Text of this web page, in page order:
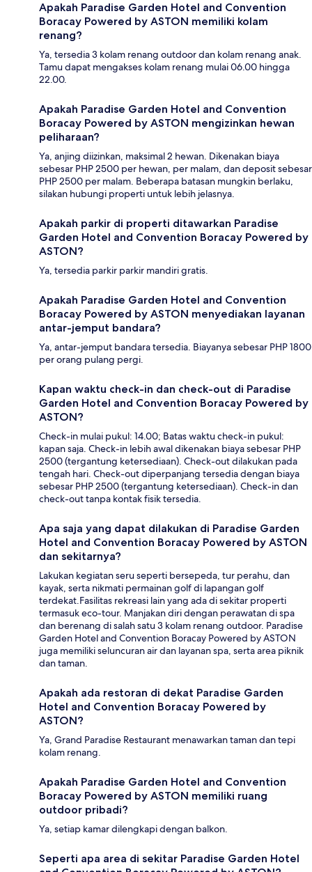
Apakah Paradise Garden Hotel and Convention
Boracay Powered by ASTON memiliki kolam
renang?
Ya, tersedia 3 kolam renang outdoor dan kolam renang anak.
Tamu dapat mengakses kolam renang mulai 06.00 hingga
22.00.
Apakah Paradise Garden Hotel and Convention
Boracay Powered by ASTON mengizinkan hewan
peliharaan?
Ya, anjing diizinkan, maksimal 2 hewan. Dikenakan biaya
sebesar PHP 2500 per hewan, per malam, dan deposit sebesar
PHP 2500 per malam. Beberapa batasan mungkin berlaku,
silakan hubungi properti untuk lebih jelasnya.
Apakah parkir di properti ditawarkan Paradise
Garden Hotel and Convention Boracay Powered by
ASTON?
Ya, tersedia parkir parkir mandiri gratis.
Apakah Paradise Garden Hotel and Convention
Boracay Powered by ASTON menyediakan layanan
antar-jemput bandara?
Ya, antar-jemput bandara tersedia. Biayanya sebesar PHP 1800
per orang pulang pergi.
Kapan waktu check-in dan check-out di Paradise
Garden Hotel and Convention Boracay Powered by
ASTON?
Check-in mulai pukul: 14.00; Batas waktu check-in pukul:
kapan saja. Check-in lebih awal dikenakan biaya sebesar PHP
2500 (tergantung ketersediaan). Check-out dilakukan pada
tengah hari. Check-out diperpanjang tersedia dengan biaya
sebesar PHP 2500 (tergantung ketersediaan). Check-in dan
check-out tanpa kontak fisik tersedia.
Apa saja yang dapat dilakukan di Paradise Garden
Hotel and Convention Boracay Powered by ASTON
dan sekitarnya?
Lakukan kegiatan seru seperti bersepeda, tur perahu, dan
kayak, serta nikmati permainan golf di lapangan golf
terdekat.Fasilitas rekreasi lain yang ada di sekitar properti
termasuk eco-tour. Manjakan diri dengan perawatan di spa
dan berenang di salah satu 3 kolam renang outdoor. Paradise
Garden Hotel and Convention Boracay Powered by ASTON
juga memiliki seluncuran air dan layanan spa, serta area piknik
dan taman.
Apakah ada restoran di dekat Paradise Garden
Hotel and Convention Boracay Powered by
ASTON?
Ya, Grand Paradise Restaurant menawarkan taman dan tepi
kolam renang.
Apakah Paradise Garden Hotel and Convention
Boracay Powered by ASTON memiliki ruang
outdoor pribadi?
Ya, setiap kamar dilengkapi dengan balkon.
Seperti apa area di sekitar Paradise Garden Hotel